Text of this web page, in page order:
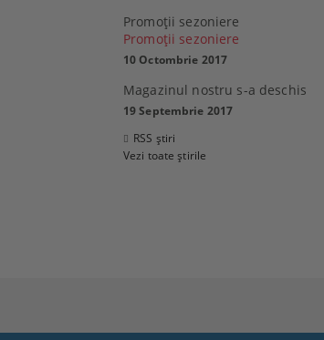
MacBook Air 13
2,769.99Lei
Promoţii sezoniere
Promoţii sezoniere
10 Octombrie 2017
Magazinul nostru s-a deschis
19 Septembrie 2017
RSS știri
Vezi toate știrile